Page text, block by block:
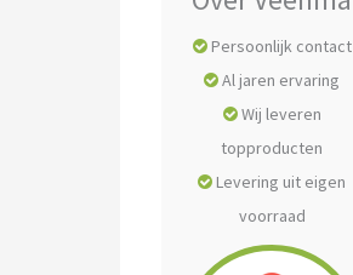
Persoonlijk contact
Al jaren ervaring
Wij leveren
topproducten
Levering uit eigen
voorraad